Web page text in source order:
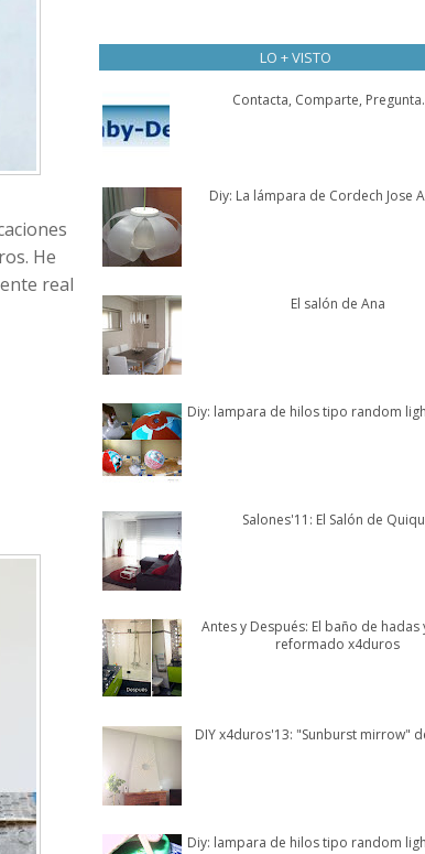
He
real
LO + VISTO
Contacta, Comparte,
Diy: La lámpara de Cordech Jose
El salón de Ana
Diy: lampara de hilos tipo random
Salones'11: El Salón de
Antes y Después: El baño de hadas
reformado x4duros
DIY x4duros'13: "Sunburst mirrow"
Diy: lampara de hilos tipo random